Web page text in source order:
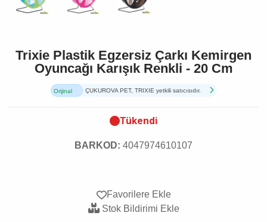
Trixie Plastik Egzersiz Çarkı Kemirgen
Oyuncağı Karışık Renkli - 20 Cm
Orijinal
ÇUKUROVA PET, TRIXIE yetkili satıcısıdır.
Tükendi
BARKOD: 4047974610107
Favorilere Ekle
Stok Bildirimi Ekle